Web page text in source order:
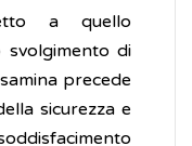
a quello
svolgimento di
precede
sicurezza e